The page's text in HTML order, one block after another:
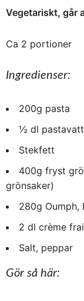
Vegetariskt, går
Ca 2 portioner
Ingredienser:
200g pasta
½ dl
Stekfett
400g fryst
grönsaker)
280g Oumph,
2 dl crème
Salt, peppar
Gör så här: